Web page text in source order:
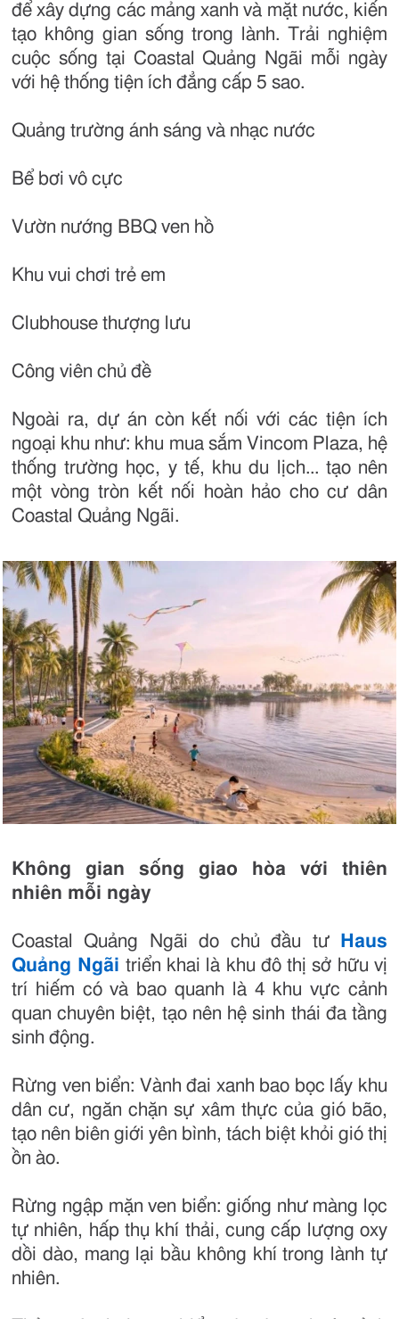
để xây dựng các mảng xanh và mặt nước, kiến
tạo không gian sống trong lành. Trải nghiệm
cuộc sống tại Coastal Quảng Ngãi mỗi ngày
với hệ thống tiện ích đẳng cấp 5 sao.
Quảng trường ánh sáng và nhạc nước
Bể bơi vô cực
Vườn nướng BBQ ven hồ
Khu vui chơi trẻ em
Clubhouse thượng lưu
Công viên chủ đề
Ngoài ra, dự án còn kết nối với các tiện ích
ngoại khu như: khu mua sắm Vincom Plaza, hệ
thống trường học, y tế, khu du lịch... tạo nên
một vòng tròn kết nối hoàn hảo cho cư dân
Coastal Quảng Ngãi.
Không gian sống giao hòa với thiên
nhiên mỗi ngày
Coastal Quảng Ngãi do chủ đầu tư
Haus
Quảng Ngãi triển khai là khu đô thị sở hữu vị
trí hiếm có và bao quanh là 4 khu vực cảnh
quan chuyên biệt, tạo nên hệ sinh thái đa tầng
sinh động.
Rừng ven biển: Vành đai xanh bao bọc lấy khu
dân cư, ngăn chặn sự xâm thực của gió bão,
tạo nên biên giới yên bình, tách biệt khỏi gió thị
ồn ào.
Rừng ngập mặn ven biển: giống như màng lọc
tự nhiên, hấp thụ khí thải, cung cấp lượng oxy
dồi dào, mang lại bầu không khí trong lành tự
nhiên.